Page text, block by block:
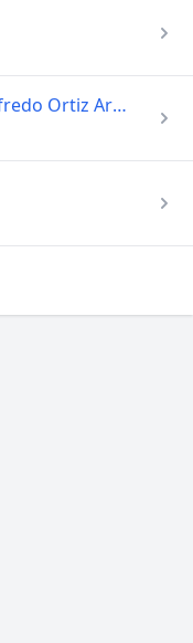
Consultorio Medico Pnie Psi Dr. Alfredo Ortiz Arzelan